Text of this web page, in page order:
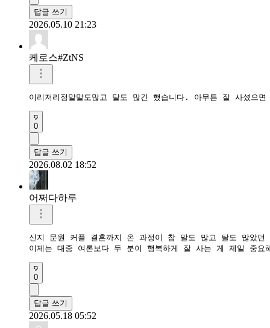
답글 쓰기
2026.05.10 21:23
케로스#ZtNS
이리저리정말말도많고 탈도 많긴 했습니다. 아무튼 잘 사셨으
0
답글 쓰기
2026.08.02 18:52
어쩌다하루
신지 문원 커플 결혼까지 온 과정이 참 말도 많고 탈도 많았
이제는 대중 여론보다 두 분이 행복하게 잘 사는 게 제일 중요
0
답글 쓰기
2026.05.18 05:52